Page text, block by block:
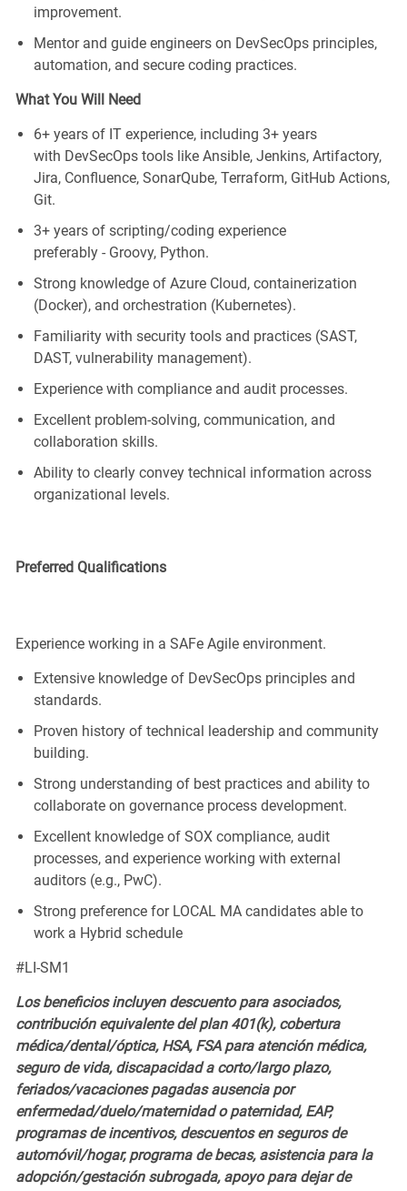
improvement.
Mentor and guide engineers on DevSecOps principles,
automation, and secure coding practices.
What You Will Need
6+ years of IT experience, including 3+ years
with DevSecOps tools like Ansible, Jenkins, Artifactory,
Jira, Confluence, SonarQube, Terraform, GitHub Actions,
Git.
3+ years of scripting/coding experience
preferably - Groovy, Python.
Strong knowledge of Azure Cloud, containerization
(Docker), and orchestration (Kubernetes).
Familiarity with security tools and practices (SAST,
DAST, vulnerability management).
Experience with compliance and audit processes.
Excellent problem-solving, communication, and
collaboration skills.
Ability to clearly convey technical information across
organizational levels.
Preferred Qualifications
Experience working in a SAFe Agile environment.
Extensive knowledge of DevSecOps principles and
standards.
Proven history of technical leadership and community
building.
Strong understanding of best practices and ability to
collaborate on governance process development.
Excellent knowledge of SOX compliance, audit
processes, and experience working with external
auditors (e.g., PwC).
Strong preference for LOCAL MA candidates able to
work a Hybrid schedule
#LI-SM1
Los beneficios incluyen descuento para asociados,
contribución equivalente del plan 401(k), cobertura
médica/dental/óptica,HSA, FSA para atención médica,
seguro de vida, discapacidad a corto/largo plazo,
feriados/vacaciones pagadasausencia por
enfermedad/duelo/maternidad o paternidad, EAP,
programas de incentivos, descuentos en seguros de
automóvil/hogar, programa de becas, asistencia para la
adopción/gestación subrogada, apoyo para dejar de